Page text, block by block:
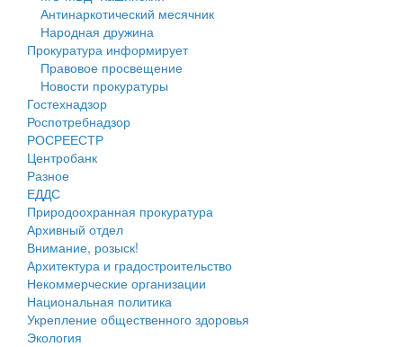
Правила землепользования и застройки
Генеральные планы
Проекты планировки территории
Собрание депутатов
Городское поселение
Сельские поселения
Антинаркотический месячник
Народная дружина
Прокуратура информирует
Правовое просвещение
Новости прокуратуры
Гостехнадзор
Роспотребнадзор
РОСРЕЕСТР
Центробанк
Разное
ЕДДС
Природоохранная прокуратура
Архивный отдел
Внимание, розыск!
Архитектура и градостроительство
Некоммерческие организации
Национальная политика
Укрепление общественного здоровья
Экология